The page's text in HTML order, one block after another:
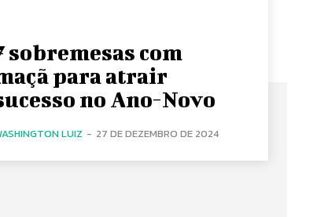
sobremesas com
para atrair
no Ano-Novo
LUIZ - 27 DE DEZEMBRO DE 2024